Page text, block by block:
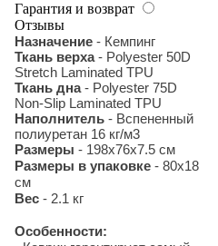
Гарантия и возврат
Отзывы
Назначение - Кемпинг
Ткань верха- Polyester 50D
Stretch Laminated TPU
Ткань дна- Polyester 75D
Non-Slip Laminated TPU
Наполнитель - Вспененный
полиуретан 16 кг/м3
Размеры - 198x76x7.5 см
Размеры в упаковке - 80х18
см
Вес - 2.1 кг
Особенности: